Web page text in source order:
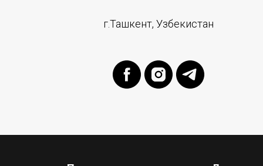
г.Ташкент, Узбекистан